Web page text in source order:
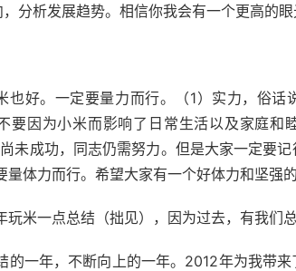
分析发展趋势。相信你我会有一个更高的眼
也好。一定要量力而行。（1）实力，俗话
要因为小米而影响了日常生活以及家庭和
尚未成功，同志仍需努力。但是大家一定要
体力而行。希望大家有一个好体力和坚强的
米一点总结（拙见），因为过去，有我们
的一年，不断向上的一年。2012年为我带